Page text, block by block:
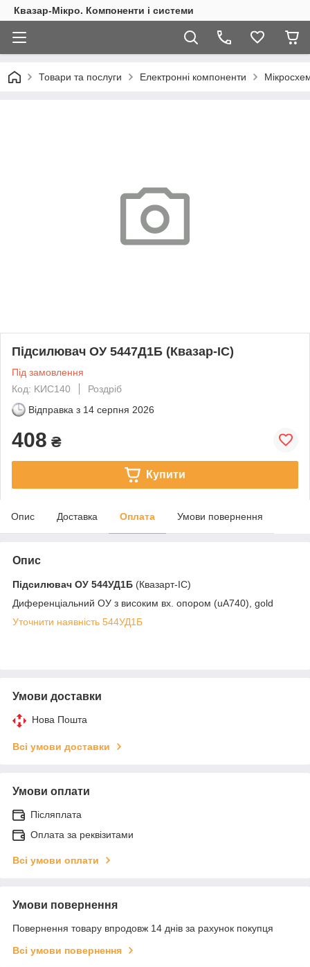
Квазар-Мікро. Компоненти і системи
Товари та послуги Електронні компоненти
Підсилювач ОУ 5447Д1Б (Квазар-ІС)
Під замовлення
Код: KИС140
Роздріб
Відправка з 14 серпня 2026
408 ₴
Купити
Опис Доставка Оплата Умови повернення
Опис
Підсилювач ОУ 544УД1Б (Квазарт-ІС)
Диференціальний ОУ з високим вх. опором (uA740), gold
Уточнити наявність 544УД1Б
Умови доставки
Нова Пошта
Всі умови доставки
Умови оплати
Післяплата
Оплата за реквізитами
Всі умови оплати
Умови повернення
Повернення товару впродовж 14 днів за рахунок покупця
Всі умови повернення